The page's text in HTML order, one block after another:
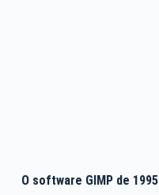
O software GIMP de 1995